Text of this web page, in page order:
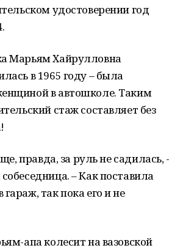
удостоверении год
Марьям Хайрулловна
в 1965 году – была
в автошколе. Таким
стаж составляет без
правда, за руль не садилась, -
– Как поставила
так пока его и не
апа колесит на вазовской